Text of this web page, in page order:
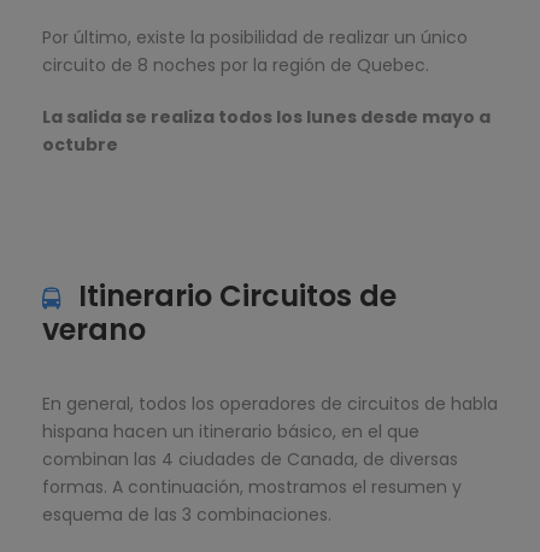
Por último, existe la posibilidad de realizar un único
circuito de 8 noches por la región de Quebec.
La salida se realiza todos los lunes desde mayo a
octubre
Itinerario Circuitos de
verano
En general, todos los operadores de circuitos de habla
hispana hacen un itinerario básico, en el que
combinan las 4 ciudades de Canada, de diversas
formas. A continuación, mostramos el resumen y
esquema de las 3 combinaciones.